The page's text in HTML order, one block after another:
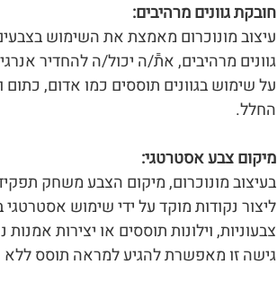
חובקת גוונים מרהיבים:
עיצוב מונוכרום מאמצת את השימוש בצבעים
גוונים מרהיבים, אתֿֿ/ה יכול/ה להחדיר
על שימוש בגוונים תוססים כמו אדום,
החלל.
מיקום צבע אסטרטגי:
בעיצוב מונוכרום, מיקום הצבע משחק
ליצור נקודות מוקד על ידי שימוש
צבעוניות, וילונות תוססים או יצירות
גישה זו מאפשרת להגיע למראה תוסס ללא